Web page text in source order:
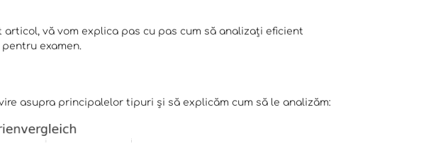
vă vom explica pas cu pas cum să analizați eficient
examen.
asupra principalelor tipuri și să explicăm cum să le analizăm: